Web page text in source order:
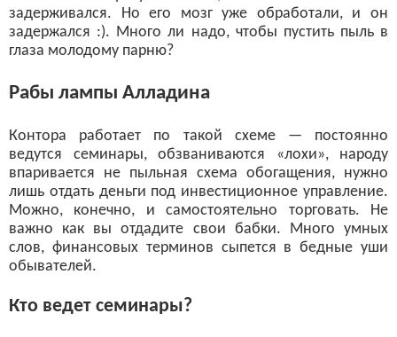
задерживался. Но его мозг уже обработали, и он
задержался :). Много ли надо, чтобы пустить пыль в
глаза молодому парню?
Рабы лампы Алладина
Контора работает по такой схеме — постоянно
ведутся семинары, обзваниваются «лохи», народу
впаривается не пыльная схема обогащения, нужно
лишь отдать деньги под инвестиционное управление.
Можно, конечно, и самостоятельно торговать. Не
важно как вы отдадите свои бабки. Много умных
слов, финансовых терминов сыпется в бедные уши
обывателей.
Кто ведет семинары?